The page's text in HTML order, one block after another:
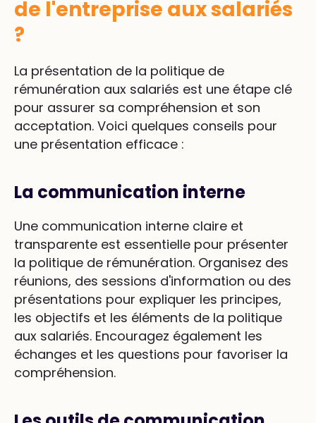
de l'entreprise aux salariés
?
La présentation de la politique de
rémunération aux salariés est une étape clé
pour assurer sa compréhension et son
acceptation. Voici quelques conseils pour
une présentation efficace :
La communication interne
Une communication interne claire et
transparente est essentielle pour présenter
la politique de rémunération. Organisez des
réunions, des sessions d'information ou des
présentations pour expliquer les principes,
les objectifs et les éléments de la politique
aux salariés. Encouragez également les
échanges et les questions pour favoriser la
compréhension.